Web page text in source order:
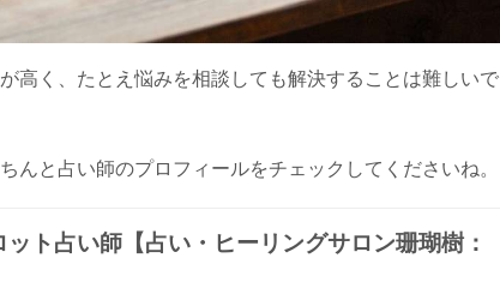
高く、たとえ悩みを相談しても解決することは難しいで
んと占い師のプロフィールをチェックしてくださいね。
ト占い師【占い・ヒーリングサロン珊瑚樹：